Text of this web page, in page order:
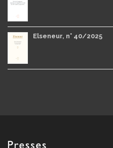
Elseneur, n° 40/2025